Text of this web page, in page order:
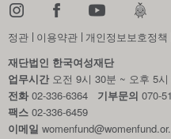
정관 이용약관 개인정보보호정책
재단법인 한국여성재단
업무시간오전 9시 30분 ~ 오후 5시
전화 02-336-6364 기부문의 070-
팩스 02-336-6459
이메일